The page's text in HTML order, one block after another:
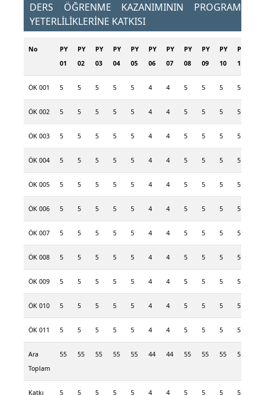
DERS ÖĞRENME KAZANIMININ PROGRAM
YETERLİLİKLERİNE KATKISI
No
PY
01
PY
02
PY
03
PY
04
PY
05
PY
06
PY
07
PY
08
PY
09
PY
10
PY
11
ÖK 001 5 5 5 5 5 4 4 5 5 5 5
ÖK 002 5 5 5 5 5 4 4 5 5 5 5
ÖK 003 5 5 5 5 5 4 4 5 5 5 5
ÖK 004 5 5 5 5 5 4 4 5 5 5 5
ÖK 005 5 5 5 5 5 4 4 5 5 5 5
ÖK 006 5 5 5 5 5 4 4 5 5 5 5
ÖK 007 5 5 5 5 5 4 4 5 5 5 5
ÖK 008 5 5 5 5 5 4 4 5 5 5 5
ÖK 009 5 5 5 5 5 4 4 5 5 5 5
ÖK 010 5 5 5 5 5 4 4 5 5 5 5
ÖK 011 5 5 5 5 5 4 4 5 5 5 5
Ara
Toplam
55 55 55 55 55 44 44 55 55 55 55
Katkı 5 5 5 5 5 4 4 5 5 5 5